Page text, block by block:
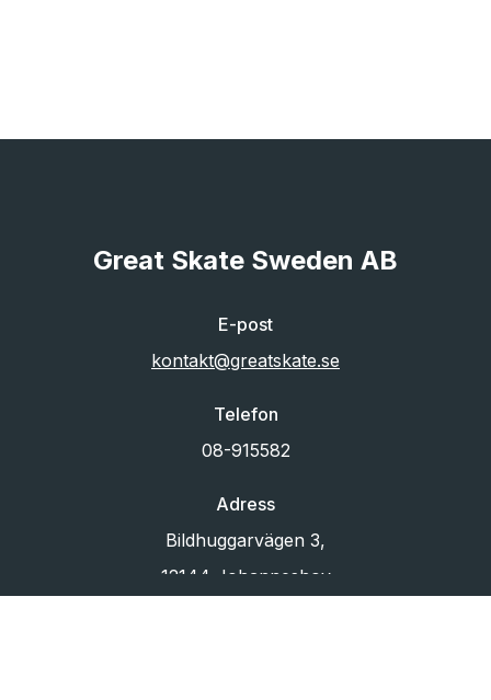
Great Skate Sweden AB
E-post
kontakt@greatskate.se
Telefon
08-915582
Adress
Bildhuggarvägen 3,
12144 Johanneshov